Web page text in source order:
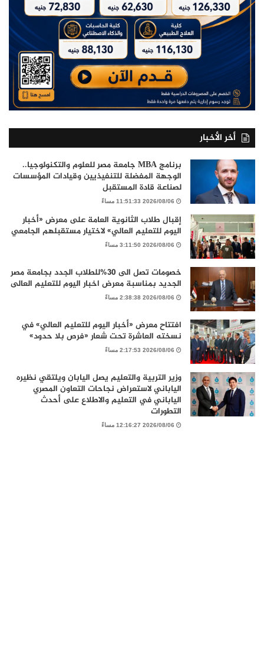
أخر الأخبار
برنامج MBA جامعة مصر للعلوم والتكنولوجيا..
الوجهة المفضلة للتنفيذيين وقيادات المؤسسات
لصناعة قادة المستقبل
2026/08/06 11:51:33 مساءً
إقبال طلاب الثانوية العامة على معرض «أخبار
اليوم للتعليم العالي» لاختيار مستقبلهم الجامعي
2026/08/06 3:11:50 مساءً
خصومات تصل الى 30%للطلاب الجدد بجامعة مصر
الجديد بمناسبة معرض اخبار اليوم للتعليم العالى
2026/08/06 2:38:38 مساءً
افتتاح معرض «أخبار اليوم للتعليم العالي» في
نسخته العاشرة تحت شعار «فرص بلا حدود»
2026/08/06 2:17:53 مساءً
وزير التربية والتعليم يصل اليابان ويلتقي نظيره
الياباني لاستعراض نجاحات التعاون المصري
الياباني في التعليم والاطلاع على أحدث
التطورات
2026/08/06 12:16:27 مساءً